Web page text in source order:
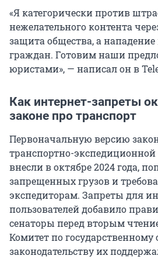
«Я категорически против
нежелательного контента
защита общества, а
граждан. Готовим наши
юристами», — написал он в
Как интернет-запреты
законе про транспорт
Первоначальную версию
транспортно-экспедиционной
внесли в октябре 2024 года,
запрещенных грузов и
экспедиторам. Запреты для
пользователей добавило
сенаторы перед вторым
Комитет по государственному
законодательству их